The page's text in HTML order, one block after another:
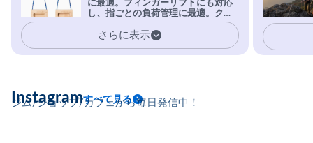
安心感。
に最適。フィンガーリフトにも対応
し、指ごとの負荷管理に最適。クラ
イマーの指を本気で鍛えるギア。
さらに表示
ジム/ショップ/カフェから毎日発信中！
Instagramすべて見る